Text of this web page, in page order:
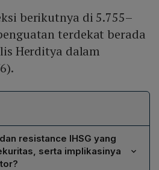
berikutnya di 5.755–
terdekat berada
Herditya dalam
resistance IHSG yang
serta implikasinya